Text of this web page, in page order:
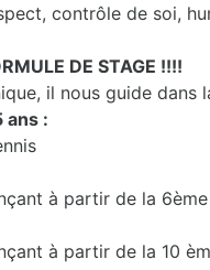
contrôle de soi,
DE STAGE !!!!
il nous guide
ans :
à partir de la 6ème
à partir de la 10